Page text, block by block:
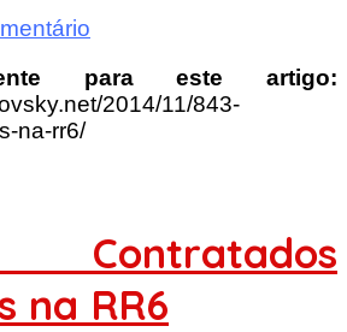
para este artigo:
2014/11/843-
na-rr6/
na RR6